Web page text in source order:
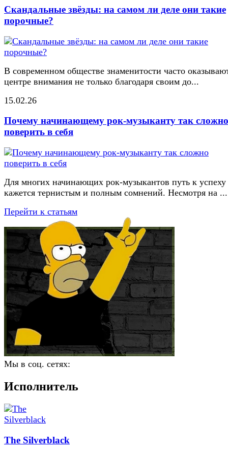
Скандальные звёзды: на самом ли деле они такие
порочные?
В современном обществе знаменитости часто
центре внимания не только благодаря своим до...
15.02.26
Почему начинающему рок-музыканту так сложно
поверить в себя
Для многих начинающих рок-музыкантов путь к успеху
кажется тернистым и полным сомнений. Несмотря на ...
Перейти к статьям
Мы в соц. сетях:
Исполнитель
The Silverblack